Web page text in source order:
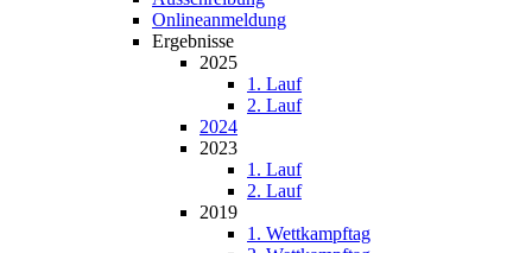
Onlineanmeldung
Ergebnisse
2025
1. Lauf
2. Lauf
2024
2023
1. Lauf
2. Lauf
2019
1. Wettkampftag